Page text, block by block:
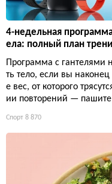
4-недельная
ела: полный план
Программа с гантелями
ть тело, если вы
е вес, от которого
ии повторений — пашите
Спорт 8 870